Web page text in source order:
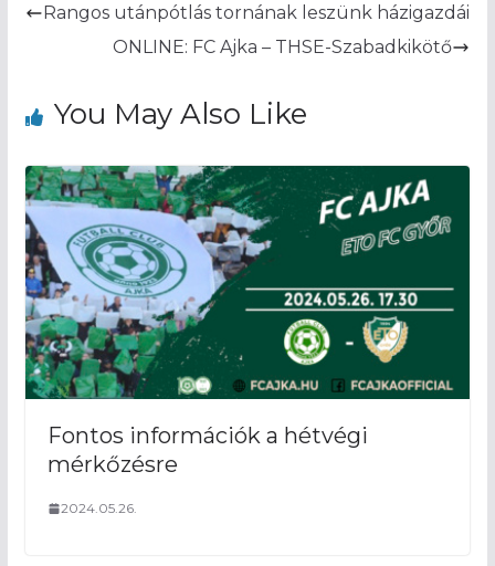
Rangos utánpótlás tornának leszünk házigazdái
ONLINE: FC Ajka – THSE-Szabadkikötő
You May Also Like
Fontos információk a hétvégi
mérkőzésre
2024.05.26.